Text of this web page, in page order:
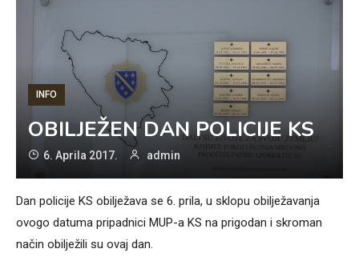
INFO
OBILJEŽEN DAN POLICIJE KS
6. Aprila 2017. admin
Dan policije KS obilježava se 6. prila, u sklopu obilježavanja
ovogo datuma pripadnici MUP-a KS na prigodan i skroman
način obilježili su ovaj dan.